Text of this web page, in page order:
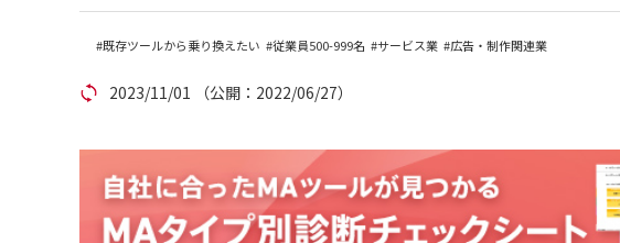
アカウント発行
資料ダウンロード
お問い合わせ
代理販売について
既存ツールから乗り換えたい 従業員500-999名 サービス業 広告・制作関連業
2023/11/01 （公開：2022/06/27）